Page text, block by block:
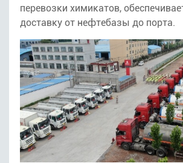
перевозки химикатов,
доставку от нефтебазы до порта.